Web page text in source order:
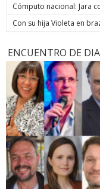
Cómputo nacional: Jara
Con su hija Violeta en
ENCUENTRO DE